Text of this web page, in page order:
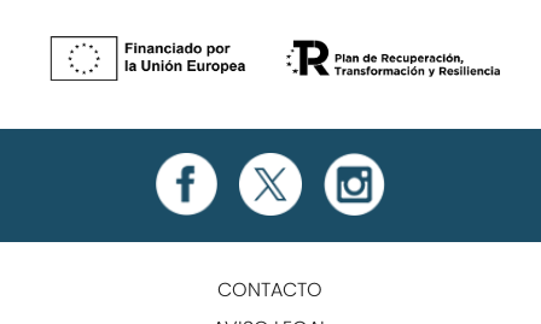
CONTACTO